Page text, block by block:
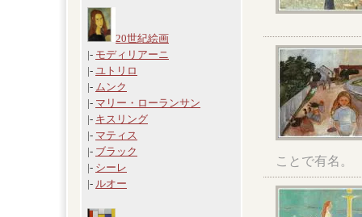
20世紀絵画
|- モディリアーニ
|- ユトリロ
|- ムンク
|- マリー・ローランサン
|- キスリング
|- マティス
|- ブラック
|- シーレ
|- ルオー
ことで有名。